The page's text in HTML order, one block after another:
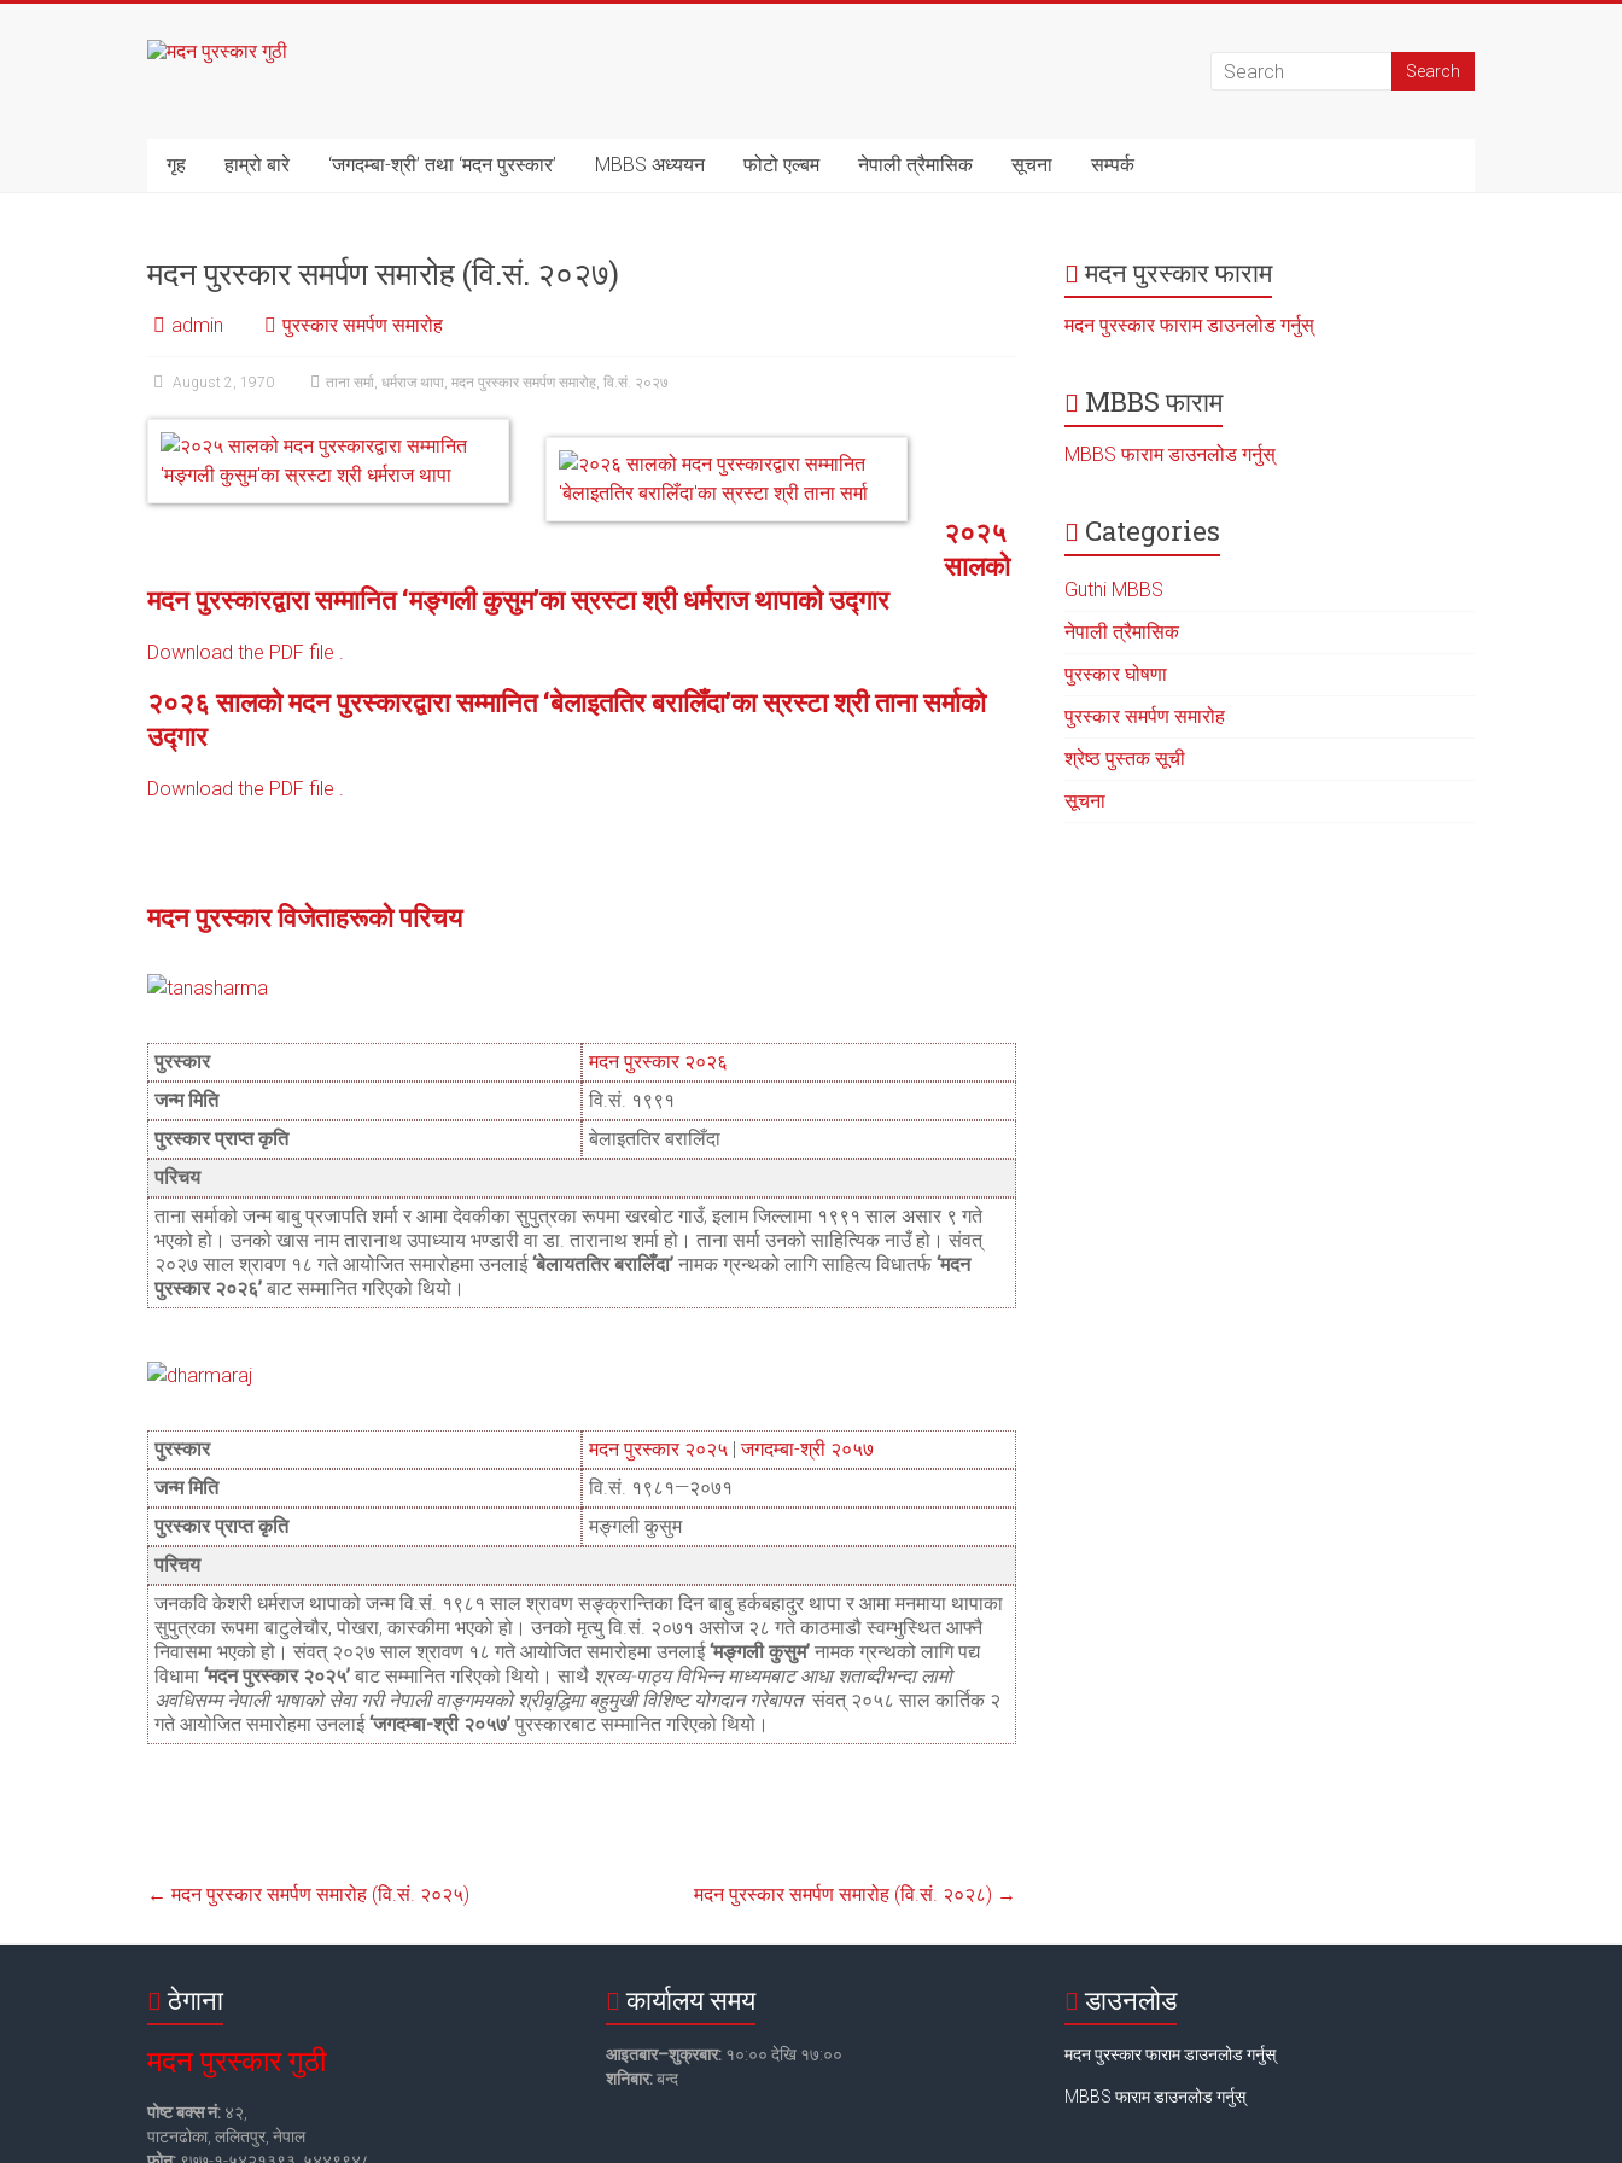
मदन
गुठी
गृह हाम्रो बारे ‘जगदम्बा-श्री’ तथा ‘मदन पुरस्कार’ MBBS अध्ययन फोटो एल्बम नेपाली त्रैमासिक सूचना सम्पर्क
मदन पुरस्कार समर्पण समारोह (वि.सं. २०२७)
admin पुरस्कार समर्पण समारोह
August 2, 1970 ताना सर्मा, धर्मराज थापा, मदन पुरस्कार समर्पण समारोह, वि.सं. २०२७
२०२५
सालको
मदन पुरस्कारद्वारा सम्मानित ‘मङ्गली कुसुम’का स्रस्टा श्री धर्मराज थापाको उद्गार
Download the PDF file .
२०२६ सालको मदन पुरस्कारद्वारा सम्मानित ‘बेलाइततिर बरालिँदा’का स्रस्टा श्री ताना सर्माको
उद्गार
Download the PDF file .
मदन पुरस्कार विजेताहरूको परिचय
पुरस्कार
मदन पुरस्कार २०२६
जन्म मिति
वि.सं. १९९१
पुरस्कार प्राप्त कृति
बेलाइततिर बरालिँदा
परिचय
ताना सर्माको जन्म बाबु प्रजापति शर्मा र आमा देवकीका सुपुत्रका रूपमा खरबोट गाउँ, इलाम जिल्लामा १९९१ साल असार ९ गते
भएको हो। उनको खास नाम तारानाथ उपाध्याय भण्डारी वा डा. तारानाथ शर्मा हो। ताना सर्मा उनको साहित्यिक नाउँ हो। संवत्
२०२७ साल श्रावण १८ गते आयोजित समारोहमा उनलाई‘बेलायततिर बरालिँदा’ नामक ग्रन्थको लागि साहित्य विधातर्फ ‘मदन
पुरस्कार २०२६’ बाट सम्मानित गरिएको थियो।
पुरस्कार मदन पुरस्कार २०२५ |जगदम्बा-श्री २०५७
जन्म मिति
वि.सं. १९८१—२०७१
पुरस्कार प्राप्त कृति
मङ्गली कुसुम
परिचय
जनकवि केशरी धर्मराज थापाको जन्म वि.सं. १९८१ साल श्रावण सङ्क्रान्तिका दिन बाबु हर्कबहादुर थापा र आमा मनमाया थापाका
सुपुत्रका रूपमा बाटुलेचौर, पोखरा, कास्कीमा भएको हो। उनको मृत्यु वि.सं. २०७१ असोज २८ गते काठमाडौ स्वम्भुस्थित आफ्नै
निवासमा भएको हो। संवत् २०२७ साल श्रावण १८ गते आयोजित समारोहमा उनलाई‘मङ्गली कुसुम’ नामक ग्रन्थको लागि पद्य
विधामा ‘मदन पुरस्कार २०२५’ बाट सम्मानित गरिएको थियो। साथै श्रव्य-पाठ्य विभिन्न माध्यमबाट आधा शताब्दीभन्दा लामो
अवधिसम्म नेपाली भाषाको सेवा गरी नेपाली वाङ्गमयको श्रीवृद्धिमा बहुमुखी विशिष्ट योगदान गरेबापतसंवत् २०५८ साल कार्तिक २
गते आयोजित समारोहमा उनलाई‘जगदम्बा-श्री २०५७’ पुरस्कारबाट सम्मानित गरिएको थियो।
← मदन पुरस्कार समर्पण समारोह (वि.सं. २०२५) मदन पुरस्कार समर्पण समारोह (वि.सं. २०२८) →
मदन पुरस्कार फाराम
मदन पुरस्कार फाराम डाउनलोड गर्नुस्
MBBS फाराम
MBBS फाराम डाउनलोड गर्नुस्
Categories
Guthi MBBS
नेपाली त्रैमासिक
पुरस्कार घोषणा
पुरस्कार समर्पण समारोह
श्रेष्ठ पुस्तक सूची
सूचना
ठेगाना
मदन पुरस्कार गुठी
पोष्ट बक्स नं: ४२,
पाटनढोका, ललितपुर, नेपाल
कार्यालय समय
आइतबार–शुक्रबार:१०:०० देखि १७:००
शनिबार:बन्द
डाउनलोड
मदन पुरस्कार फाराम डाउनलोड गर्नुस्
MBBS फाराम डाउनलोड गर्नुस्